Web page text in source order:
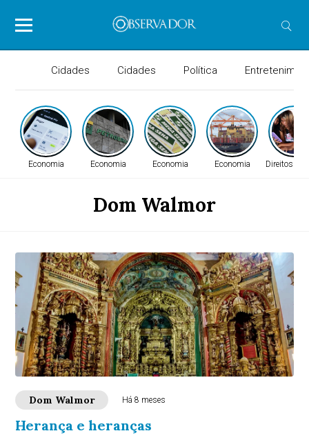
Cidades Cidades Política
Economia Economia Economia Economia Direitos
Dom Walmor
Dom Walmor Há 8 meses
Herança e heranças